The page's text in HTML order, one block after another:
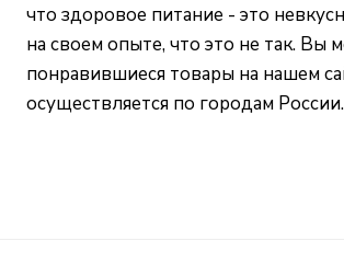
что здоровое питание - это
на своем опыте, что это не так. Вы
понравившиеся товары на нашем
осуществляется по городам России.